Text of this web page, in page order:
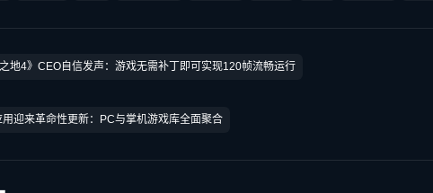
之地4》CEO自信发声：游戏无需补丁即可实现120帧流畅运行
迎来革命性更新：PC与掌机游戏库全面聚合